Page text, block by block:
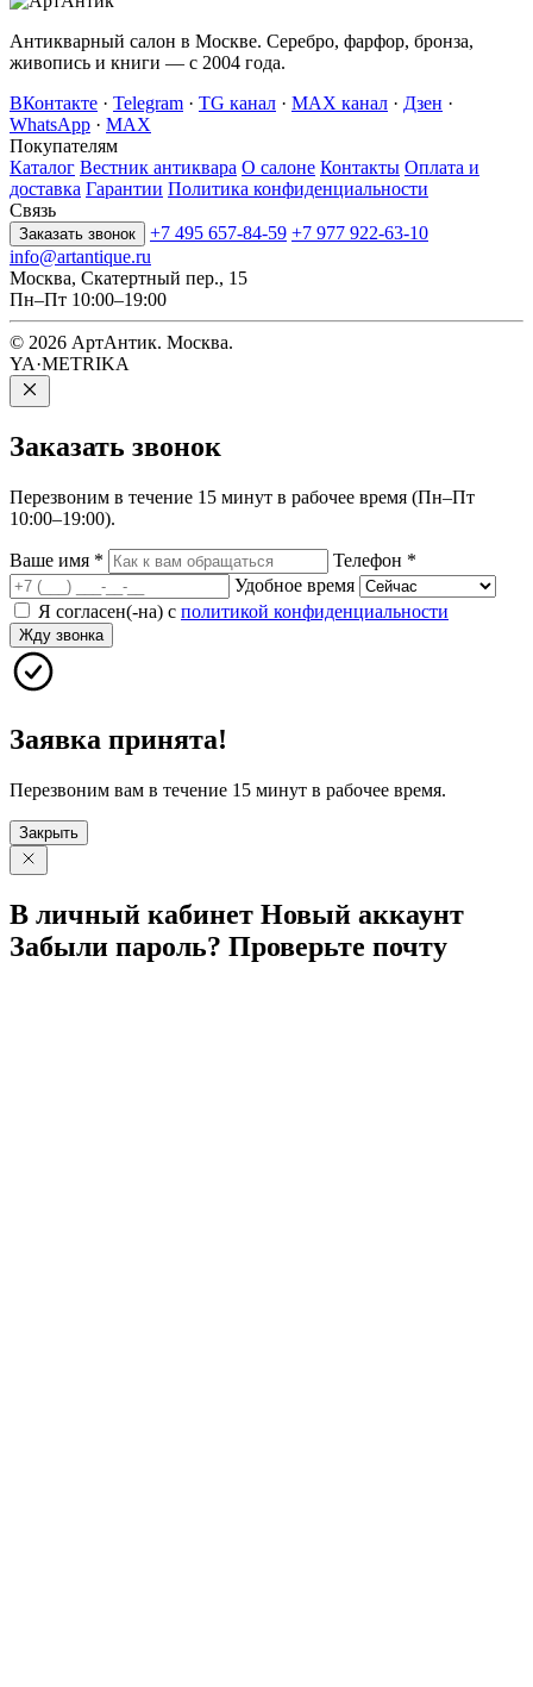
Антикварный салон в Москве. Серебро, фарфор, бронза,
живопись и книги — с 2004 года.
ВКонтакте · Telegram · TG канал · MAX канал · Дзен ·
WhatsApp · MAX
Покупателям
Каталог Вестник антиквара О салоне Контакты Оплата и
доставка Гарантии Политика конфиденциальности
Связь
Заказать звонок +7 495 657-84-59 +7 977 922-63-10
info@artantique.ru
Москва, Скатертный пер., 15
Пн–Пт 10:00–19:00
© 2026 АртАнтик. Москва.
YA·METRIKA
Заказать звонок
Перезвоним в течение 15 минут в рабочее время (Пн–Пт
10:00–19:00).
Ваше имя * Телефон *
Удобное время
Я согласен(-на) с политикой конфиденциальности
Жду звонка
Заявка принята!
Перезвоним вам в течение 15 минут в рабочее время.
Закрыть
В личный кабинет Новый аккаунт
Забыли пароль? Проверьте почту